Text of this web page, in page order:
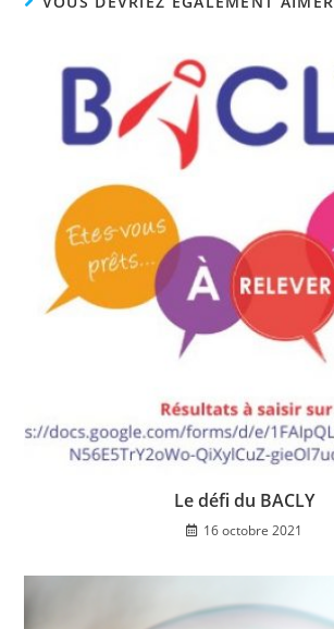
Le défi du BACLY
16 octobre 2021